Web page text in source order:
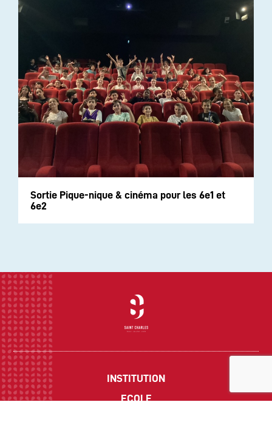
Sortie Pique-nique & cinéma pour les 6e1 et
6e2
INSTITUTION
ECOLE